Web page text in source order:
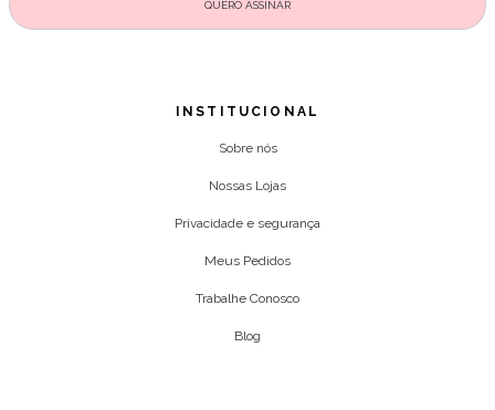
INSTITUCIONAL
Sobre nós
Nossas Lojas
Privacidade e segurança
Meus Pedidos
Trabalhe Conosco
Blog